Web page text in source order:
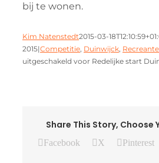
bij te wonen.
Kim Natenstedt2015-03-
2015|Competitie, Duinwijck,
uitgeschakeld voor Redelijke start
Share This Story, Choose
Facebook X Pinterest